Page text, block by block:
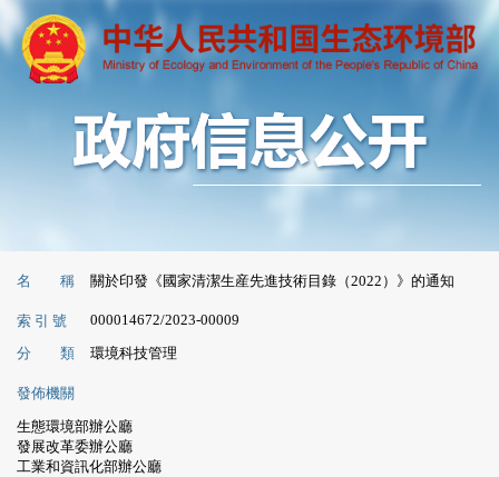
名 稱 關於印發《國家清潔生産先進技術目錄（2022）》的通知
索 引 號 000014672/2023-00009
分 類 環境科技管理
發佈機關
生態環境部辦公廳
發展改革委辦公廳
工業和資訊化部辦公廳